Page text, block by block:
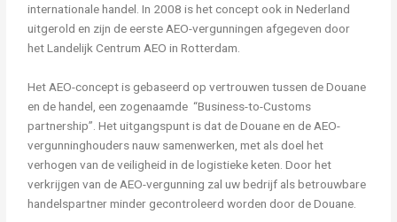
internationale handel. In 2008 is het concept ook in Nederland
uitgerold en zijn de eerste AEO-vergunningen afgegeven door
het Landelijk Centrum AEO in Rotterdam.
Het AEO-concept is gebaseerd op vertrouwen tussen de Douane
en de handel, een zogenaamde “Business-to-Customs
partnership”. Het uitgangspunt is dat de Douane en de AEO-
vergunninghouders nauw samenwerken, met als doel het
verhogen van de veiligheid in de logistieke keten. Door het
verkrijgen van de AEO-vergunning zal uw bedrijf als betrouwbare
handelspartner minder gecontroleerd worden door de Douane.